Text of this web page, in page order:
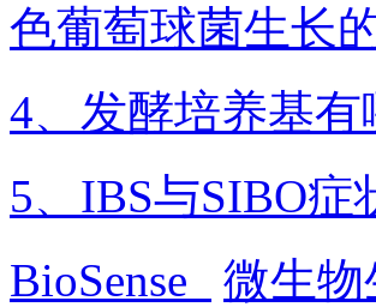
色葡萄球菌生长
4、发酵培养基
5、IBS与SIBO
BioSense
微生